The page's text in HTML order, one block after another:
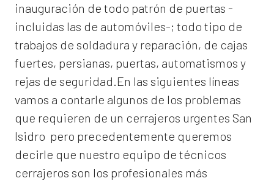
inauguración de todo patrón de puertas -
incluidas las de automóviles-; todo tipo de
trabajos de soldadura y reparación, de cajas
fuertes, persianas, puertas, automatismos y
rejas de seguridad.En las siguientes líneas
vamos a contarle algunos de los problemas
que requieren de un cerrajeros urgentes San
Isidro pero precedentemente queremos
decirle que nuestro equipo de técnicos
cerrajeros son los profesionales más